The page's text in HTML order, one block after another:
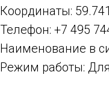
Координаты:
Телефон: +7 495
Наименование в
Режим работы: